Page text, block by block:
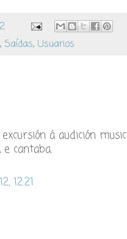
, Saídas, Usuarios
á audición
cantaba.
12:21